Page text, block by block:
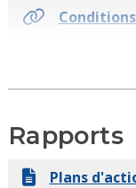
immobiliers
À propos
Rapports
Plans